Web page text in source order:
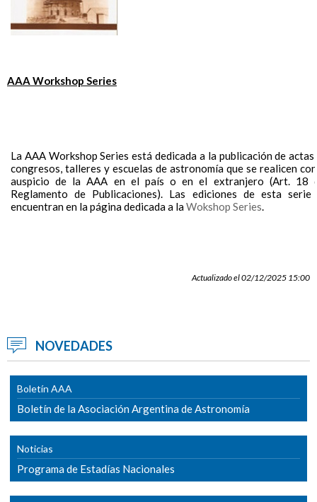
AAA Workshop Series
La AAA Workshop Series está dedicada a la publicación de actas
congresos, talleres y escuelas de astronomía que se realicen
auspicio de la AAA en el país o en el extranjero (Art. 18
Reglamento de Publicaciones). Las ediciones de esta serie
encuentran en la página dedicada a laWokshop Series.
Actualizado el 02/12/2025 15:00
NOVEDADES
Boletín AAA
Boletín de la Asociación Argentina de Astronomía
Noticias
Programa de Estadías Nacionales